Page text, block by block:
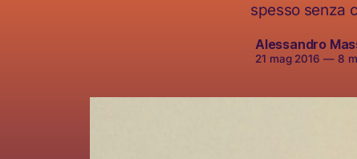
spesso senza
Alessandro
21 mag 2016 —8